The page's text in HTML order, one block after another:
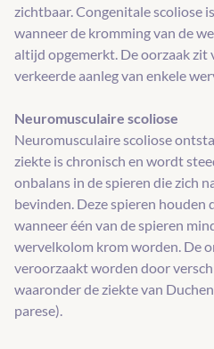
zichtbaar. Congenitale scoliose
wanneer de kromming van de
altijd opgemerkt. De oorzaak zit
verkeerde aanleg van enkele
Neuromusculaire scoliose
Neuromusculaire scoliose
ziekte is chronisch en wordt
onbalans in de spieren die zich
bevinden. Deze spieren houden
wanneer één van de spieren
wervelkolom krom worden. De
veroorzaakt worden door
waaronder de ziekte van
parese).